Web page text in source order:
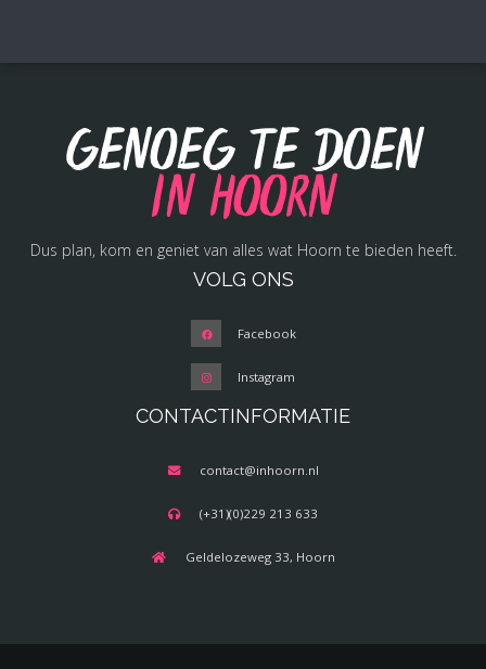
Genoeg te doen
in Hoorn
Dus plan, kom en geniet van alles wat Hoorn te bieden heeft.
VOLG ONS
Facebook
Instagram
CONTACTINFORMATIE
contact@inhoorn.nl
(+31)(0)229 213 633
Geldelozeweg 33, Hoorn